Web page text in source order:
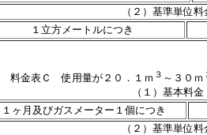
（２）基準単位料
１立方メートルにつき
料金表Ｃ 使用量が２０．１ｍ ３ ～３０ｍ
（１）基本料金
１ヶ月及びガスメーター１個につき
（２）基準単位料